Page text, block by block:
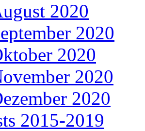
2020
2020
2020
2020
2020
2015-2019